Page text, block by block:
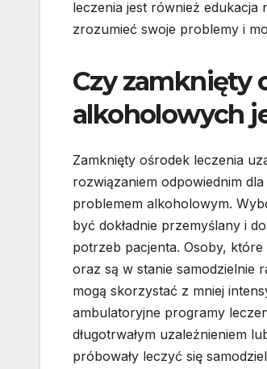
leczenia jest również
zrozumieć swoje problemy i
Czy zamknięty
alkoholowych
Zamknięty ośrodek leczenia
rozwiązaniem odpowiednim
problemem alkoholowym.
być dokładnie przemyślany i
potrzeb pacjenta. Osoby,
oraz są w stanie samodzielnie
mogą skorzystać z mniej
ambulatoryjne programy
długotrwałym uzależnieniem
próbowały leczyć się